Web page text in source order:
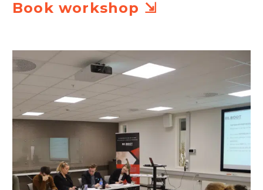
Book workshop ⇲